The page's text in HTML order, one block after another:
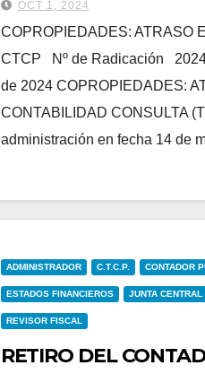
OCT 1, 2024
COPROPIEDADES: ATRASO
CTCP Nº de Radicación
de 2024 COPROPIEDADES:
CONTABILIDAD CONSULTA
administración en fecha 14 de
ADMINISTRADOR C.T.C.P. CONTADOR
ESTADOS FINANCIEROS JUNTA CENTRAL
REVISOR FISCAL
RETIRO DEL